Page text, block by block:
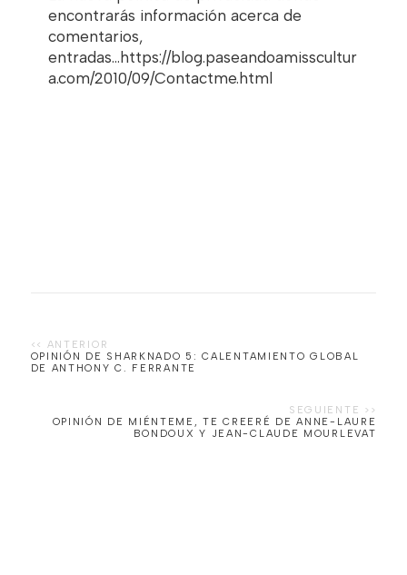
encontrarás información acerca de
comentarios,
entradas...https://blog.paseandoamisscultur
a.com/2010/09/Contactme.html
OPINIÓN DE SHARKNADO 5: CALENTAMIENTO GLOBAL
DE ANTHONY C. FERRANTE
OPINIÓN DE MIÉNTEME, TE CREERÉ DE ANNE-LAURE
BONDOUX Y JEAN-CLAUDE MOURLEVAT